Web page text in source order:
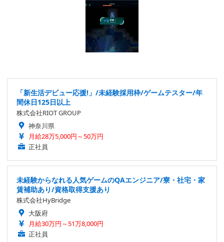
「新生活デビュー応援!」/未経験採用枠/ゲームテスター/年
間休日125日以上
株式会社RIOT GROUP
神奈川県
月給28万5,000円～50万円
正社員
未経験からなれる人気ゲームのQAエンジニア/寮・社宅・家
賃補助あり/資格取得支援あり
株式会社HyBridge
大阪府
月給30万円～51万8,000円
正社員